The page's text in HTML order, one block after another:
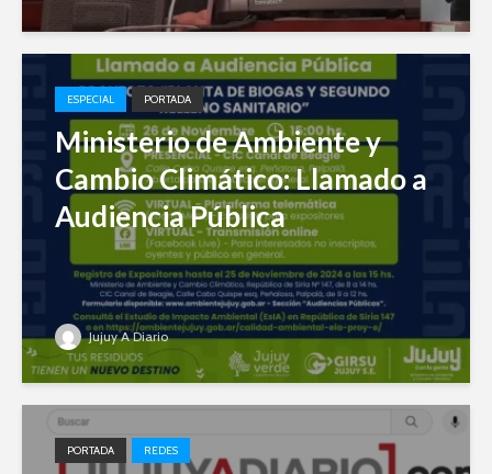
ESPECIAL PORTADA
Ministerio de Ambiente y
Cambio Climático: Llamado a
Audiencia Pública
Jujuy A Diario
PORTADA REDES